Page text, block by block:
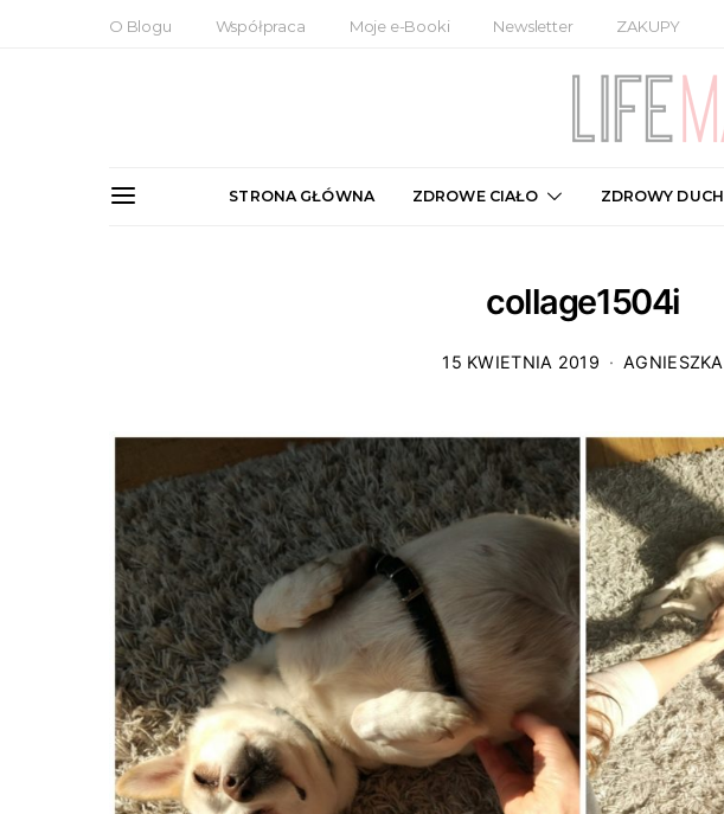
O Blogu Współpraca Moje e-Booki Newsletter ZAKUPY
STRONA GŁÓWNA ZDROWE CIAŁO ZDROWY DUCH
collage1504i
15 KWIETNIA 2019 AGNIESZKA